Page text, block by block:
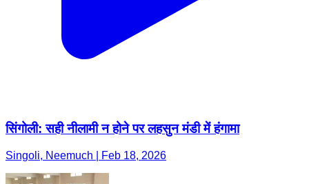
सिंगोली: सही नीलामी न होने पर लहसुन मंडी में हंगामा
Singoli, Neemuch | Feb 18, 2026